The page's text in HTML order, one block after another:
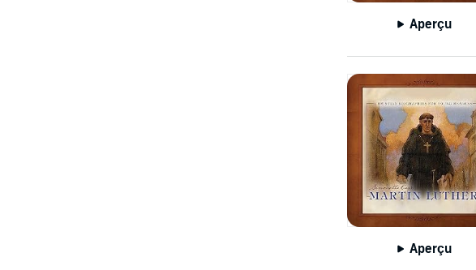
Aperçu
Aperçu